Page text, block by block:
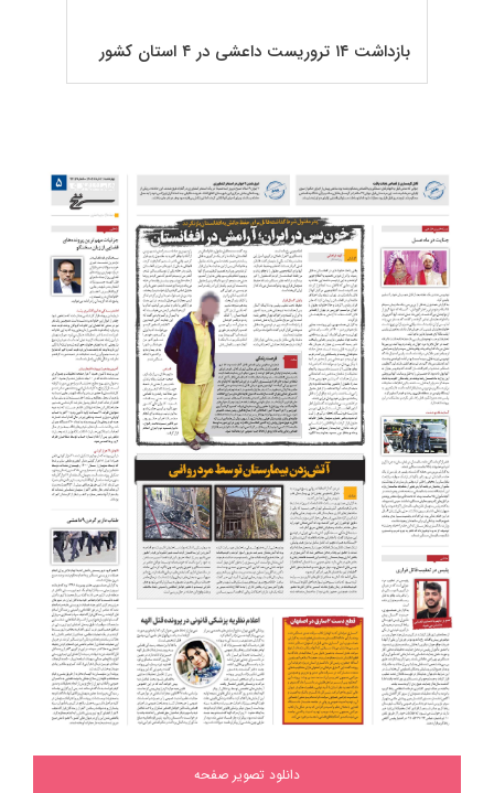
دانلود تصویر صفحه
بازداشت ۱۴ تروریست داعشی در ۴ استان کشور